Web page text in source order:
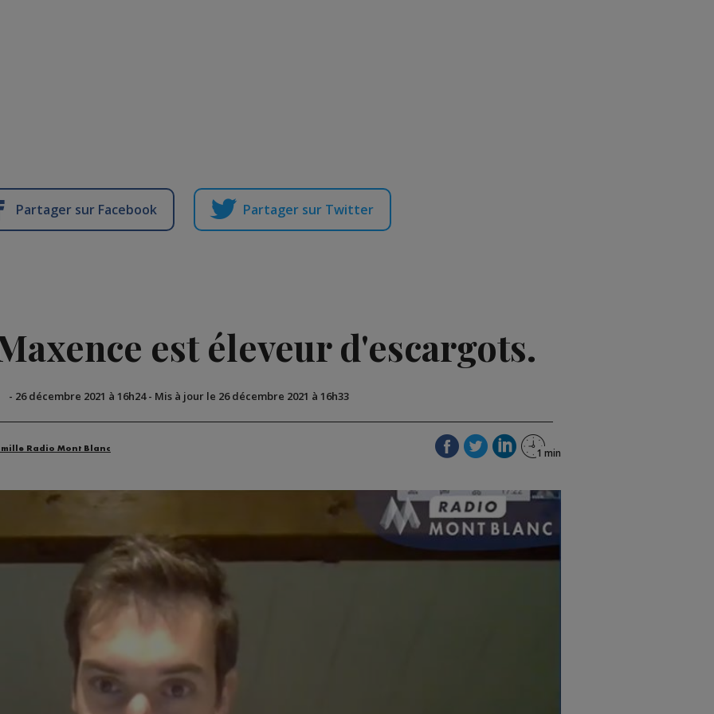
Partager sur Facebook Partager sur Twitter
est éleveur d'escargots.
- 26 décembre 2021 à 16h24- Mis à jour le 26 décembre 2021 à 16h33
Radio Mont Blanc